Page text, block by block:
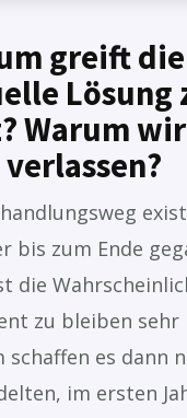
greift die
Lösung
Warum
verlassen?
bis zum Ende
die
zu bleiben sehr
schaffen es dann
im ersten